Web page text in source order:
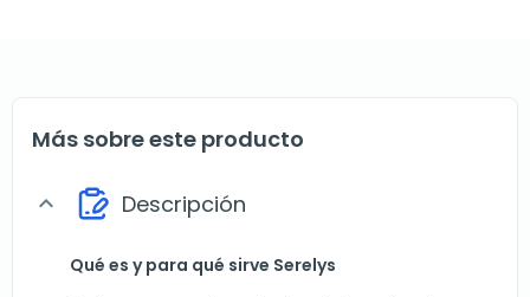
Más sobre este producto
expand_more Descripción
Qué es y para qué sirve Serelys